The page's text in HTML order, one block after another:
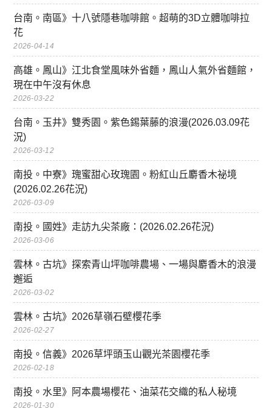
台南。南區》十八號隱巷咖啡館。超萌的3D立體咖啡拉
花
2026-04-14
高雄。鳳山》江北食堂風味外省麵，鳳山人氣外省麵館，
現在中午沒有休息
2026-03-22
台南。玉井》雙秀園。紫色錫葉藤的浪漫(2026.03.09花
況)
2026-03-12
南投。中寮》瑰蜜甜心玫瑰園。粉紅山丘麝香木祕境
(2026.02.26花況)
2026-03-09
南投。國姓》走訪九尖茶廠：(2026.02.26花況)
2026-03-06
雲林。古坑》探索青山坪咖啡農場、一場與麝香木的浪漫
邂逅
2026-03-02
雲林。古坑》2026草嶺石壁櫻花季
2026-02-27
南投。信義》2026草坪頭玉山觀光茶園櫻花季
2026-02-18
南投。水里》阿本農場櫻花、油菜花交織的私人秘境
2026-01-30